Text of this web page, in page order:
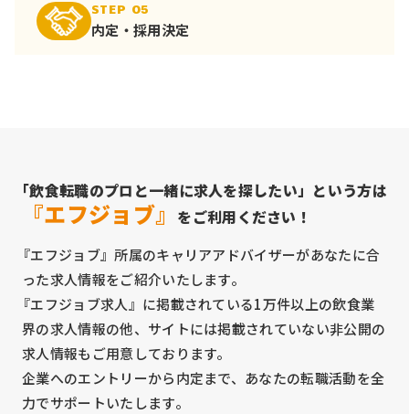
STEP 05
内定・採用決定
「飲食転職のプロと一緒に求人を探したい」という方は
『エフジョブ』 をご利用ください！
『エフジョブ』所属のキャリアアドバイザーがあなたに合
った求人情報をご紹介いたします。
『エフジョブ求人』に掲載されている1万件以上の飲食業
界の求人情報の他、サイトには掲載されていない非公開の
求人情報もご用意しております。
企業へのエントリーから内定まで、あなたの転職活動を全
力でサポートいたします。